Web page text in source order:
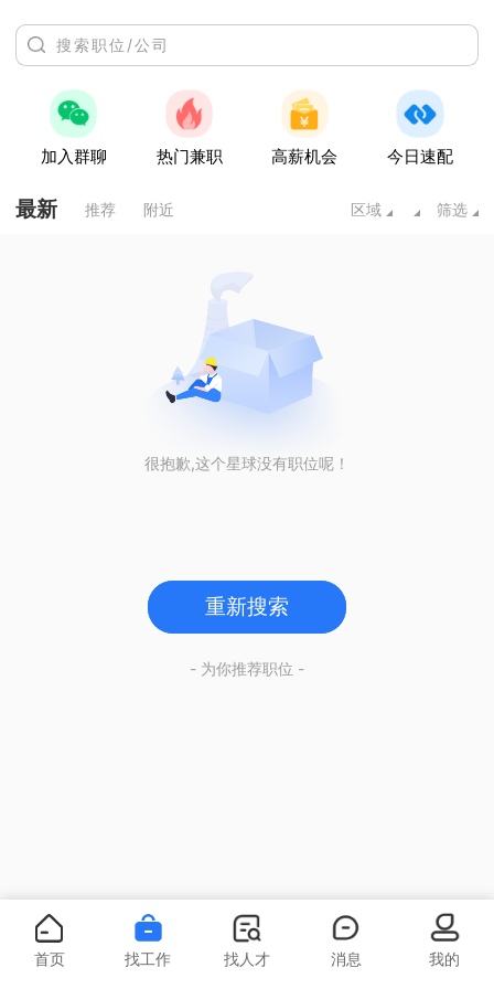
加入群聊 热门兼职 高薪机会 今日速配
最新 推荐 附近 区域 筛选
很抱歉,这个星球没有职位呢！
重新搜索
- 为你推荐职位 -
首页 找工作 找人才 消息 我的